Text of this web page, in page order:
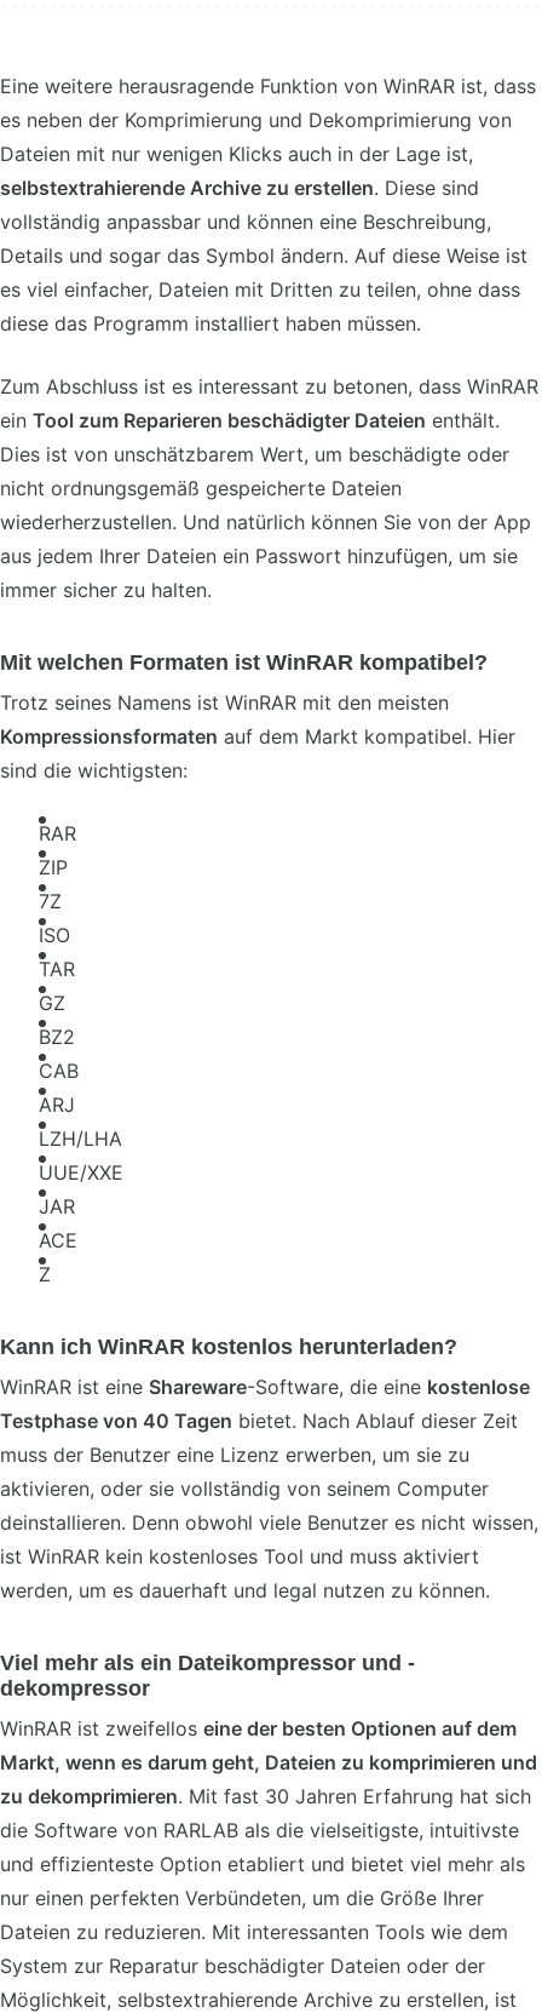
Eine weitere herausragende Funktion von WinRAR ist, dass
es neben der Komprimierung und Dekomprimierung von
Dateien mit nur wenigen Klicks auch in der Lage ist,
selbstextrahierende Archive zu erstellen. Diese sind
vollständig anpassbar und können eine Beschreibung,
Details und sogar das Symbol ändern. Auf diese Weise ist
es viel einfacher, Dateien mit Dritten zu teilen, ohne dass
diese das Programm installiert haben müssen.
Zum Abschluss ist es interessant zu betonen, dass WinRAR
ein Tool zum Reparieren beschädigter Dateien enthält.
Dies ist von unschätzbarem Wert, um beschädigte oder
nicht ordnungsgemäß gespeicherte Dateien
wiederherzustellen. Und natürlich können Sie von der App
aus jedem Ihrer Dateien ein Passwort hinzufügen, um sie
immer sicher zu halten.
Mit welchen Formaten ist WinRAR kompatibel?
Trotz seines Namens ist WinRAR mit den meisten
Kompressionsformaten auf dem Markt kompatibel. Hier
sind die wichtigsten:
RAR
ZIP
7Z
ISO
TAR
GZ
BZ2
CAB
ARJ
LZH/LHA
UUE/XXE
JAR
ACE
Z
Kann ich WinRAR kostenlos herunterladen?
WinRAR ist eine Shareware-Software, die eine kostenlose
Testphase von 40 Tagen bietet. Nach Ablauf dieser Zeit
muss der Benutzer eine Lizenz erwerben, um sie zu
aktivieren, oder sie vollständig von seinem Computer
deinstallieren. Denn obwohl viele Benutzer es nicht wissen,
ist WinRAR kein kostenloses Tool und muss aktiviert
werden, um es dauerhaft und legal nutzen zu können.
Viel mehr als ein Dateikompressor und -
dekompressor
WinRAR ist zweifellos eine der besten Optionen auf dem
Markt, wenn es darum geht, Dateien zu komprimieren und
zu dekomprimieren. Mit fast 30 Jahren Erfahrung hat sich
die Software von RARLAB als die vielseitigste, intuitivste
und effizienteste Option etabliert und bietet viel mehr als
nur einen perfekten Verbündeten, um die Größe Ihrer
Dateien zu reduzieren. Mit interessanten Tools wie dem
System zur Reparatur beschädigter Dateien oder der
Möglichkeit, selbstextrahierende Archive zu erstellen, ist